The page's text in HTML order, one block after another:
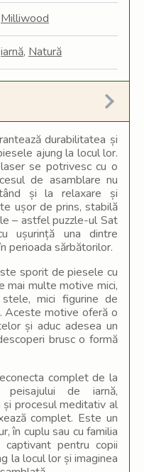
Milliwood
iarnă, Natură
durabilitatea și
ajung la locul lor.
se potrivesc cu o
de asamblare nu
și la relaxare și
ușor de prins, stabilă
– astfel puzzle-ul Sat
ușurință una dintre
perioada sărbătorilor.
sporit de piesele cu
mai multe motive mici,
mici figurine de
Aceste motive oferă o
și aduc adesea un
brusc o formă
complet de la
peisajului de iarnă,
și procesul meditativ al
complet. Este un
în cuplu sau cu familia
pentru copii
la locul lor și imaginea